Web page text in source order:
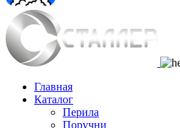
Главная
Каталог
Перила
Поручни